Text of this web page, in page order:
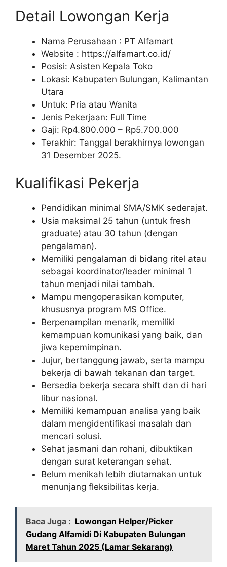
Detail Lowongan Kerja
Nama Perusahaan : PT Alfamart
Website : https://alfamart.co.id/
Posisi: Asisten Kepala Toko
Lokasi: Kabupaten Bulungan, Kalimantan
Utara
Untuk: Pria atau Wanita
Jenis Pekerjaan: Full Time
Gaji: Rp4.800.000 – Rp5.700.000
Terakhir: Tanggal berakhirnya lowongan
31 Desember 2025.
Kualifikasi Pekerja
Pendidikan minimal SMA/SMK sederajat.
Usia maksimal 25 tahun (untuk fresh
graduate) atau 30 tahun (dengan
pengalaman).
Memiliki pengalaman di bidang ritel atau
sebagai koordinator/leader minimal 1
tahun menjadi nilai tambah.
Mampu mengoperasikan komputer,
khususnya program MS Office.
Berpenampilan menarik, memiliki
kemampuan komunikasi yang baik, dan
jiwa kepemimpinan.
Jujur, bertanggung jawab, serta mampu
bekerja di bawah tekanan dan target.
Bersedia bekerja secara shift dan di hari
libur nasional.
Memiliki kemampuan analisa yang baik
dalam mengidentifikasi masalah dan
mencari solusi.
Sehat jasmani dan rohani, dibuktikan
dengan surat keterangan sehat.
Belum menikah lebih diutamakan untuk
menunjang fleksibilitas kerja.
Baca Juga : Lowongan Helper/Picker
Gudang Alfamidi Di Kabupaten Bulungan
Maret Tahun 2025 (Lamar Sekarang)